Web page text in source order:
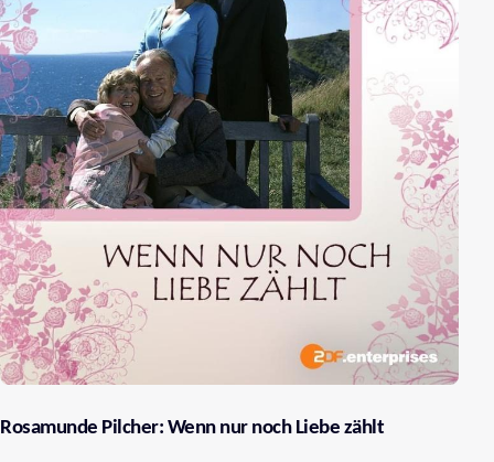
Rosamunde Pilcher: Wenn nur noch Liebe zählt